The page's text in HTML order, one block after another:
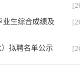
业生综合成绩及
拟聘名单公示